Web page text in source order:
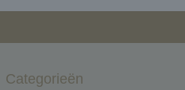
Categorieën